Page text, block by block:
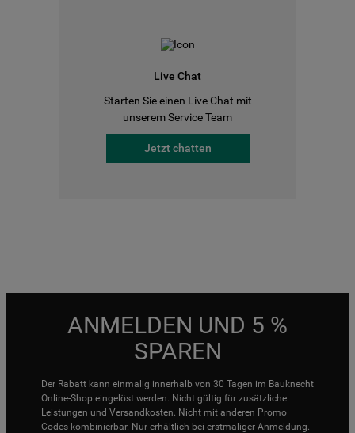
Live Chat
Starten Sie einen Live Chat mit
unserem Service Team
Jetzt chatten
ANMELDEN UND 5 %
SPAREN
Der Rabatt kann einmalig innerhalb von 30 Tagen im Bauknecht
Online-Shop eingelöst werden. Nicht gültig für zusätzliche
Leistungen und Versandkosten. Nicht mit anderen Promo
Codes kombinierbar. Nur erhältlich bei erstmaliger Anmeldung.